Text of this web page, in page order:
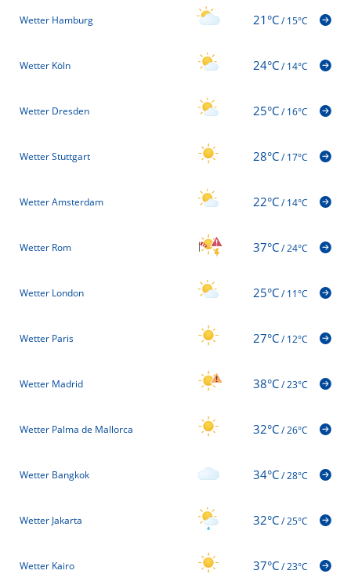
Wetter Hamburg 21°C/15°C
Wetter Köln 24°C/14°C
Wetter Dresden 25°C/16°C
Wetter Stuttgart 28°C/17°C
Wetter Amsterdam 22°C/14°C
Wetter Rom 37°C/24°C
Wetter London 25°C/11°C
Wetter Paris 27°C/12°C
Wetter Madrid 38°C/23°C
Wetter Palma de Mallorca 32°C/26°C
Wetter Bangkok 34°C/28°C
Wetter Jakarta 32°C/25°C
Wetter Kairo 37°C/23°C